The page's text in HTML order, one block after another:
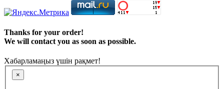
Thanks for your order!
We will contact you as soon as possible.
Хабарламаңыз үшін рақмет!
×